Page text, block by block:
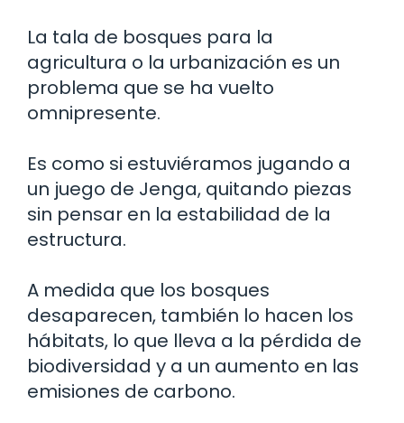
La tala de bosques para la
agricultura o la urbanización es un
problema que se ha vuelto
omnipresente.
Es como si estuviéramos jugando a
un juego de Jenga, quitando piezas
sin pensar en la estabilidad de la
estructura.
A medida que los bosques
desaparecen, también lo hacen los
hábitats, lo que lleva a la pérdida de
biodiversidad y a un aumento en las
emisiones de carbono.